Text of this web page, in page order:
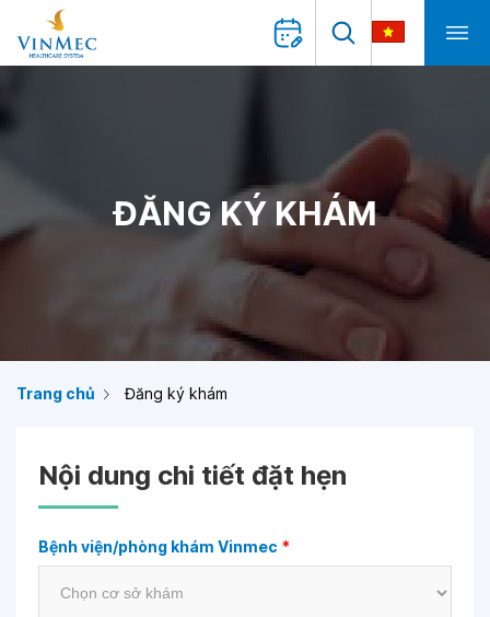
ĐĂNG KÝ KHÁM
Trang chủ Đăng ký khám
Nội dung chi tiết đặt hẹn
Bệnh viện/phòng khám Vinmec *